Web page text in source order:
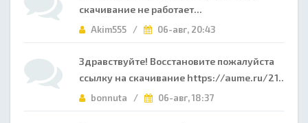
скачивание не работает...
Akim555 / 06-авг, 20:43
Здравствуйте! Восстановите пожалуйста
ссылку на скачивание https://aume.ru/21..
bonnuta / 06-авг, 18:37